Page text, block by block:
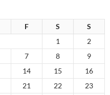
F S
S
1
2
7 8
9
14 15
16
21 22
23